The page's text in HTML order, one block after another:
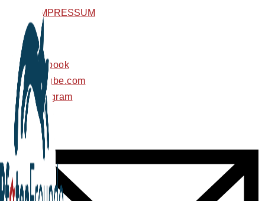
IMPRESSUM
facebook
youtube.com
instagram
tiktok